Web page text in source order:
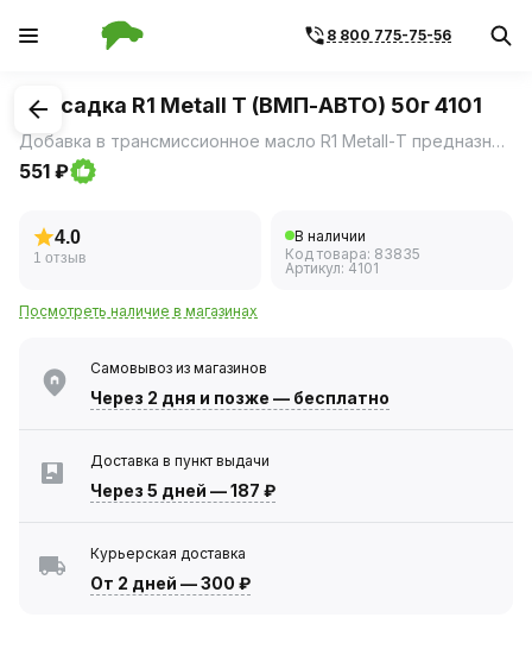
8 800 775-75-56
1/3
Присадка R1 Metall T (ВМП-АВТО) 50г 4101
Добавка в трансмиссионное масло R1 Metall-Т предназначена для профилактики износа и восстановления механических трансмиссий.
551 ₽
4.0
1 отзыв
В наличии
Код товара: 83835
Артикул: 4101
Посмотреть наличие в магазинах
Самовывоз из магазинов
Через 2 дня и позже — бесплатно
Доставка в пункт выдачи
Через 5 дней —187 ₽
Курьерская доставка
От 2 дней —300 ₽